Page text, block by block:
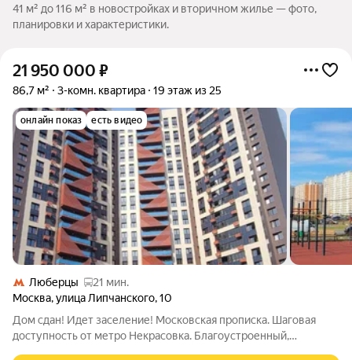
41 м² до 116 м² в новостройках и вторичном жилье — фото,
планировки и характеристики.
21 950 000 ₽
86,7 м² 3-комн. квартира 19 этаж из 25
онлайн показ есть видео
Люберцы
21 мин.
Москва,улица Липчанского,10
Дом сдан! Идет заселение! Московская прописка. Шаговая
доступность от метро Некрасовка. Благоустроенный,